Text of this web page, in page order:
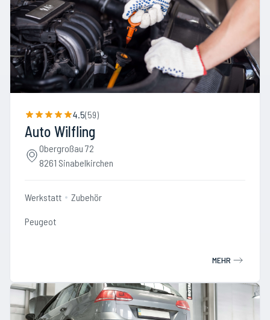
4.5(59)
Auto Wilfling
Obergroßau 72
8261 Sinabelkirchen
Werkstatt Zubehör
Peugeot
MEHR